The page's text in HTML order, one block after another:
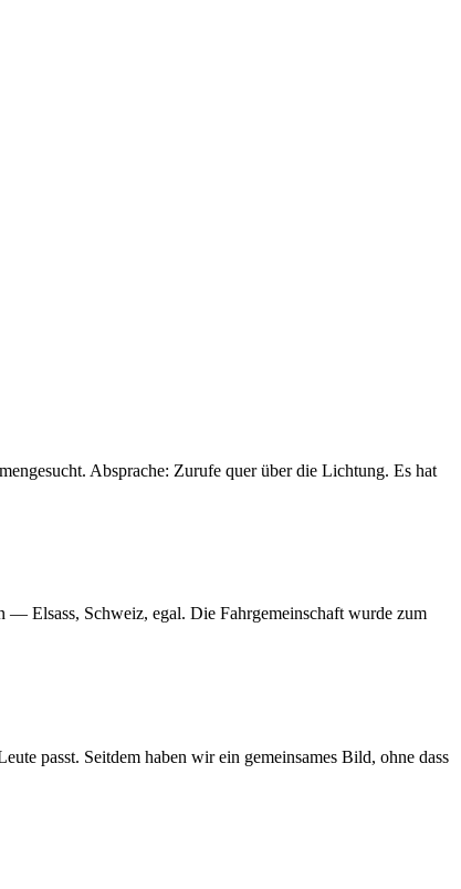
Absprache: Zurufe quer über die Lichtung. Es hat
— Elsass, Schweiz, egal. Die Fahrgemeinschaft wurde zum
passt. Seitdem haben wir ein gemeinsames Bild, ohne dass